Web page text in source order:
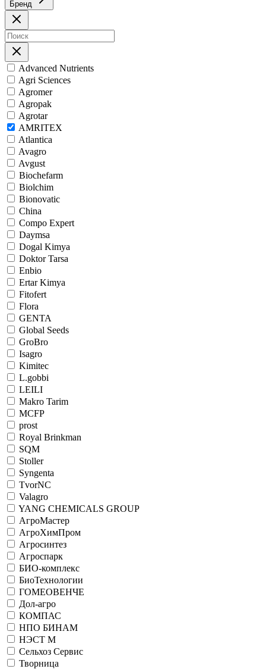
Бренд
Advanced Nutrients
Agri Sciences
Agromer
Agropak
Agrotar
AMRITEX
Atlantica
Avagro
Avgust
Biochefarm
Biolchim
Bionovatic
China
Compo Expert
Daymsa
Dogal Kimya
Doktor Tarsa
Enbio
Ertar Kimya
Fitofert
Flora
GENTA
Global Seeds
GroBro
Isagro
Kimitec
L.gobbi
LEILI
Makro Tarim
MCFP
prost
Royal Brinkman
SQM
Stoller
Syngenta
TvorNC
Valagro
YANG CHEMICALS GROUP
АгроМастер
АгроХимПром
Агросинтез
Агроспарк
БИО-комплекс
БиоТехнологии
ГОМЕОВЕНЧЕ
Дол-агро
КОМПАС
НПО БИНАМ
НЭСТ М
Сельхоз Сервис
Творница